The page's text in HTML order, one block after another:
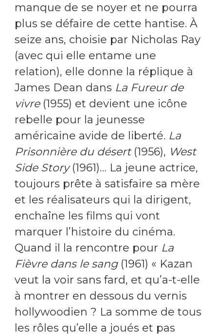
manque de se noyer et ne pourra
plus se défaire de cette hantise. À
seize ans, choisie par Nicholas Ray
(avec qui elle entame une
relation), elle donne la réplique à
James Dean dans La Fureur de
vivre (1955) et devient une icône
rebelle pour la jeunesse
américaine avide de liberté. La
Prisonnière du désert(1956), West
Side Story(1961)… La jeune actrice,
toujours prête à satisfaire sa mère
et les réalisateurs qui la dirigent,
enchaîne les films qui vont
marquer l’histoire du cinéma.
Quand il la rencontre pour La
Fièvre dans le sang(1961) « Kazan
veut la voir sans fard, et qu’a-t-elle
à montrer en dessous du vernis
hollywoodien ? La somme de tous
les rôles qu’elle a joués et pas